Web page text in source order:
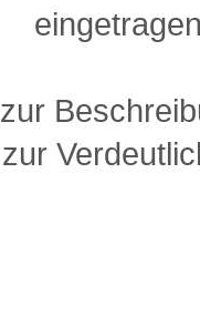
zur
zur